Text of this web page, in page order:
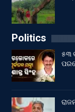
Politics
୫୩